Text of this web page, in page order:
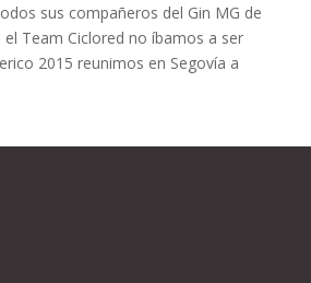
sus compañeros del Gin MG de
el Team Ciclored no íbamos a ser
2015 reunimos en Segovía a